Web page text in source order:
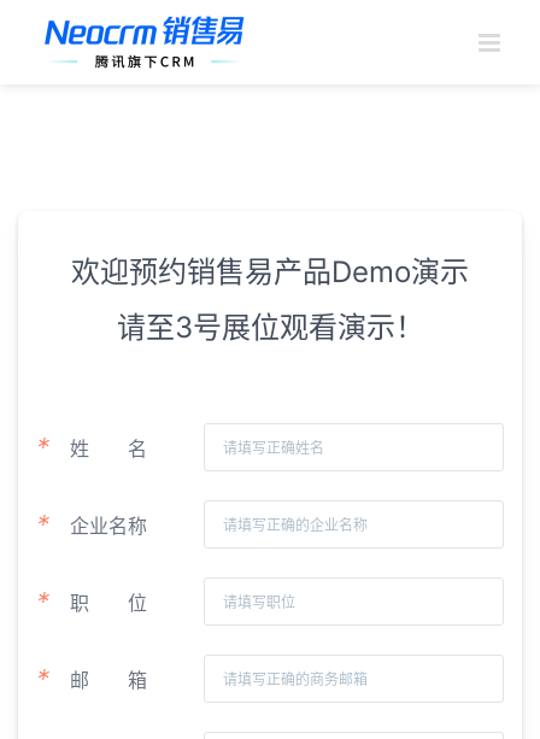
欢迎预约销售易产品Demo演示
请至3号展位观看演示！
* 姓 名
* 企业名称
* 职 位
* 邮 箱